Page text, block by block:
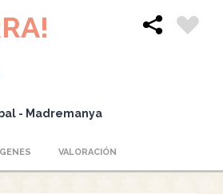
- Madremanya
VALORACIÓN